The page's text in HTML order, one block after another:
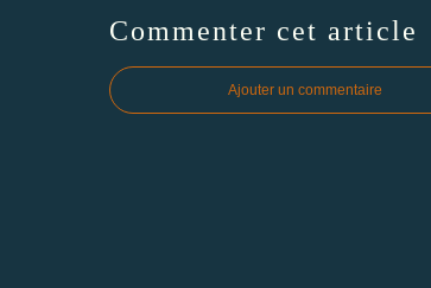
Commenter cet article
Ajouter un commentaire